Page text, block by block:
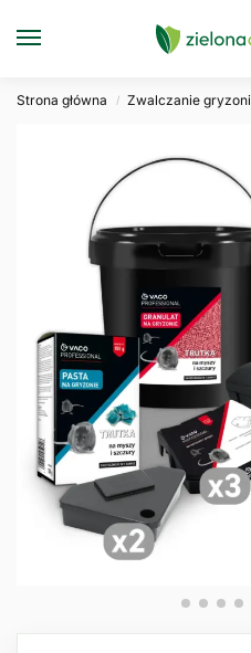
Strona główna / Zwalczanie gryzoni